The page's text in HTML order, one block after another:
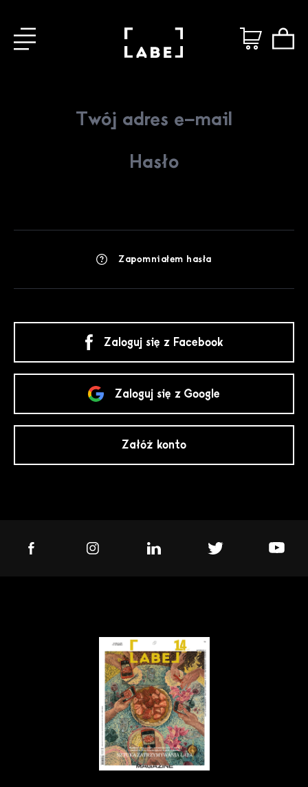
Zapomniałem hasła
Zaloguj się z Facebook
Zaloguj się z Google
Załóż konto